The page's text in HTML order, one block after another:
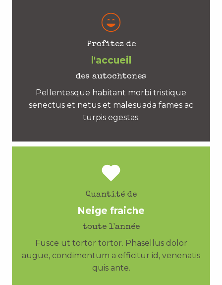
Profitez de
l'accueil
des autochtones
Pellentesque habitant morbi tristique
senectus et netus et malesuada fames ac
turpis egestas.
Quantité de
Neige fraiche
toute l'année
Fusce ut tortor tortor. Phasellus dolor
augue, condimentum a efficitur id, venenatis
quis ante.